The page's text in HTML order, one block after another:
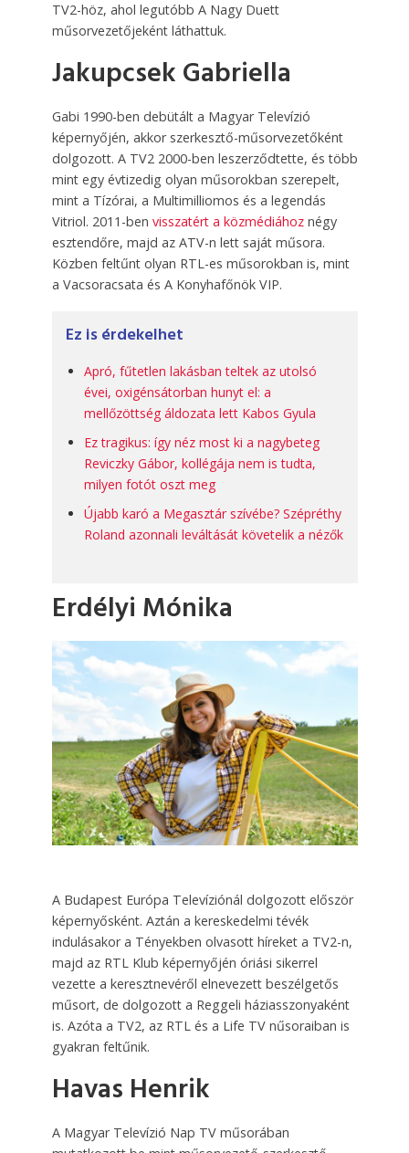
TV2-höz, ahol legutóbb A Nagy Duett
műsorvezetőjeként láthattuk.
Jakupcsek Gabriella
Gabi 1990-ben debütált a Magyar Televízió
képernyőjén, akkor szerkesztő-műsorvezetőként
dolgozott. A TV2 2000-ben leszerződtette, és több
mint egy évtizedig olyan műsorokban szerepelt,
mint a Tízórai, a Multimilliomos és a legendás
Vitriol. 2011-ben visszatért a közmédiáhoznégy
esztendőre, majd az ATV-n lett saját műsora.
Közben feltűnt olyan RTL-es műsorokban is, mint
a Vacsoracsata és A Konyhafőnök VIP.
Ez is érdekelhet
Apró, fűtetlen lakásban teltek az utolsó
évei, oxigénsátorban hunyt el: a
mellőzöttség áldozata lett Kabos Gyula
Ez tragikus: így néz most ki a nagybeteg
Reviczky Gábor, kollégája nem is tudta,
milyen fotót oszt meg
Újabb karó a Megasztár szívébe? Szépréthy
Roland azonnali leváltását követelik a nézők
Erdélyi Mónika
A Budapest Európa Televíziónál dolgozott először
képernyősként. Aztán a kereskedelmi tévék
indulásakor a Tényekben olvasott híreket a TV2-n,
majd az RTL Klub képernyőjén óriási sikerrel
vezette a keresztnevéről elnevezett beszélgetős
műsort, de dolgozott a Reggeli háziasszonyaként
is. Azóta a TV2, az RTL és a Life TV nűsoraiban is
gyakran feltűnik.
Havas Henrik
A Magyar Televízió Nap TV műsorában